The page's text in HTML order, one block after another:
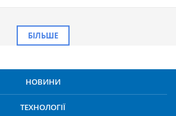
БІЛЬШЕ
НОВИНИ
ТЕХНОЛОГІЇ